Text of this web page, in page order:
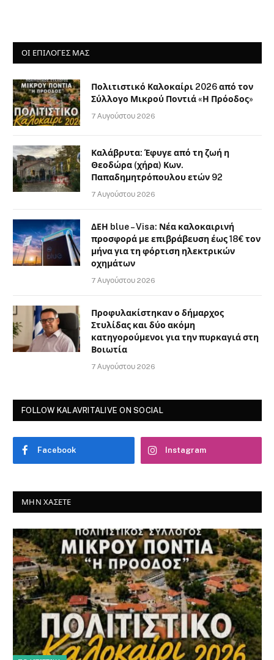
ΟΙ ΕΠΙΛΟΓΈΣ ΜΑΣ
Πολιτιστικό Καλοκαίρι 2026 από τον
Σύλλογο Μικρού Ποντιά «Η Πρόοδος»
7 Αυγούστου 2026
Καλάβρυτα: Έφυγε από τη ζωή η
Θεοδώρα (χήρα) Κων.
Παπαδημητρόπουλου ετών 92
7 Αυγούστου 2026
ΔΕΗ blue – Visa: Νέα καλοκαιρινή
προσφορά με επιβράβευση έως 18€ τον
μήνα για τη φόρτιση ηλεκτρικών
οχημάτων
7 Αυγούστου 2026
Προφυλακίστηκαν ο δήμαρχος
Στυλίδας και δύο ακόμη
κατηγορούμενοι για την πυρκαγιά στη
Βοιωτία
7 Αυγούστου 2026
FOLLOW KALAVRITALIVE ON SOCIAL
Facebook Instagram
ΜΗΝ ΧΆΣΕΤΕ